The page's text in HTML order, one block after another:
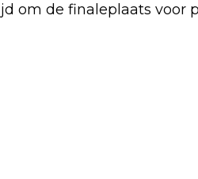
om de finaleplaats voor